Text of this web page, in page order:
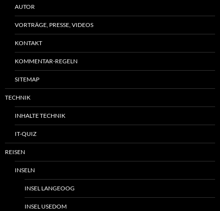
AUTOR
VORTRÄGE, PRESSE, VIDEOS
KONTAKT
KOMMENTAR-REGELN
SITEMAP
TECHNIK
INHALTE TECHNIK
IT-QUIZ
REISEN
INSELN
INSEL LANGEOOG
INSEL USEDOM